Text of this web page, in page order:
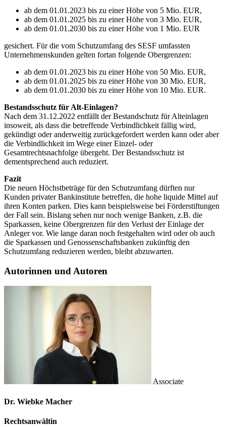
ab dem 01.01.2023 bis zu einer Höhe von 5 Mio. EUR,
ab dem 01.01.2025 bis zu einer Höhe von 3 Mio. EUR,
ab dem 01.01.2030 bis zu einer Höhe von 1 Mio. EUR
gesichert. Für die vom Schutzumfang des SESF umfassten
Unternehmenskunden gelten fortan folgende Obergrenzen:
ab dem 01.01.2023 bis zu einer Höhe von 50 Mio. EUR,
ab dem 01.01.2025 bis zu einer Höhe von 30 Mio. EUR,
ab dem 01.01.2030 bis zu einer Höhe von 10 Mio. EUR.
Bestandsschutz für Alt-Einlagen?
Nach dem 31.12.2022 entfällt der Bestandschutz für Alteinlagen
insoweit, als dass die betreffende Verbindlichkeit fällig wird,
gekündigt oder anderweitig zurückgefordert werden kann oder aber
die Verbindlichkeit im Wege einer Einzel- oder
Gesamtrechtsnachfolge übergeht. Der Bestandsschutz ist
dementsprechend auch reduziert.
Fazit
Die neuen Höchstbeträge für den Schutzumfang dürften nur
Kunden privater Bankinstitute betreffen, die hohe liquide Mittel auf
ihren Konten parken. Dies kann beispielsweise bei Förderstiftungen
der Fall sein. Bislang sehen nur noch wenige Banken, z.B. die
Sparkassen, keine Obergrenzen für den Verlust der Einlage der
Anleger vor. Wie lange daran noch festgehalten wird oder ob auch
die Sparkassen und Genossenschaftsbanken zukünftig den
Schutzumfang reduzieren werden, bleibt abzuwarten.
Autorinnen und Autoren
Associate
Dr. Wiebke Macher
Rechtsanwältin